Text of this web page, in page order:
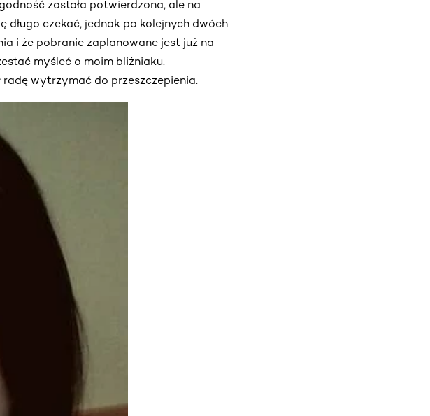
została potwierdzona, ale na
długo czekać, jednak po kolejnych dwóch
i że pobranie zaplanowane jest już na
myśleć o moim bliźniaku.
radę wytrzymać do przeszczepienia.